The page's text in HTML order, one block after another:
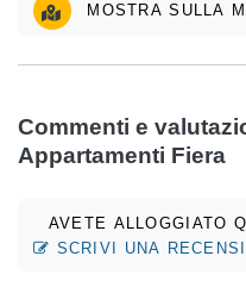
MOSTRA SULLA
Commenti e
Appartamenti Fiera
AVETE ALLOGGIATO
SCRIVI UNA